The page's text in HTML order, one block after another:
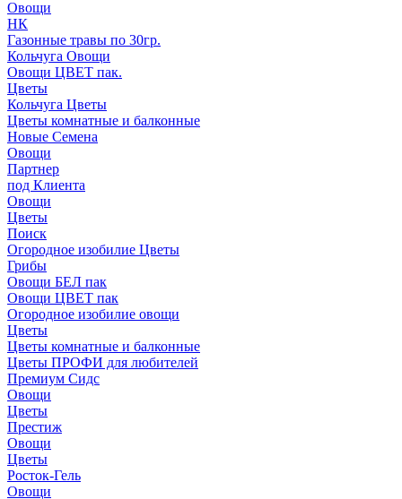
Овощи
НК
Газонные травы по 30гр.
Кольчуга Овощи
Овощи ЦВЕТ пак.
Цветы
Кольчуга Цветы
Цветы комнатные и балконные
Новые Семена
Овощи
Партнер
под Клиента
Овощи
Цветы
Поиск
Огородное изобилие Цветы
Грибы
Овощи БЕЛ пак
Овощи ЦВЕТ пак
Огородное изобилие овощи
Цветы
Цветы комнатные и балконные
Цветы ПРОФИ для любителей
Премиум Сидс
Овощи
Цветы
Престиж
Овощи
Цветы
Росток-Гель
Овощи